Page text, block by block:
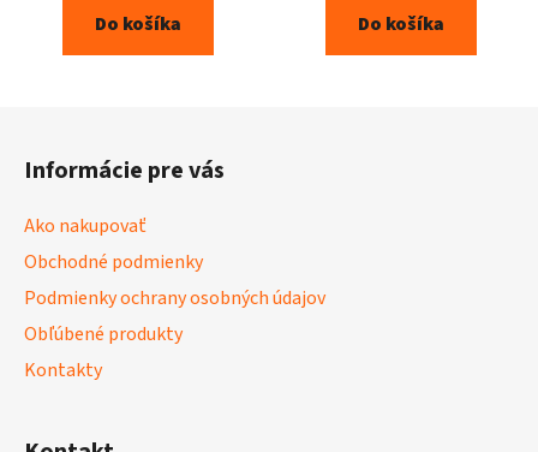
Do košíka Do košíka
Informácie pre vás
Ako nakupovať
Obchodné podmienky
Podmienky ochrany osobných údajov
Obľúbené produkty
Kontakty